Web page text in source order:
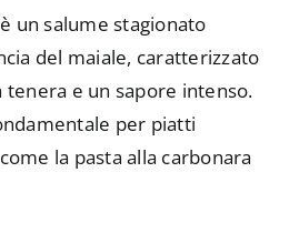
un salume stagionato
del maiale, caratterizzato
tenera e un sapore intenso.
per piatti
la pasta alla carbonara